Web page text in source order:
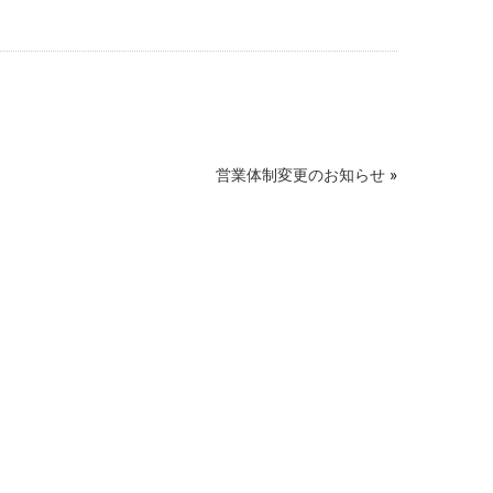
営業体制変更のお知らせ»